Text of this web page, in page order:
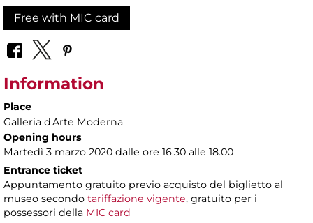
Free with MIC card
Information
Place
Galleria d'Arte Moderna
Opening hours
Martedì 3 marzo 2020 dalle ore 16.30 alle 18.00
Entrance ticket
Appuntamento gratuito previo acquisto del biglietto al
museo secondo tariffazione vigente, gratuito per i
possessori della MIC card